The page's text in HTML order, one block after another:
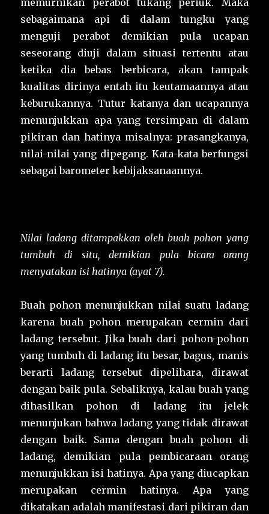
memurnikan perabot tukang periuk. Maka
sebagaimana api di dalam tungku yang
menguji perabot demikian pula ucapan
seseorang diuji dalam situasi tertentu atau
ketika dia bebas berbicara, akan tampak
kualitas dirinya entah itu keutamaannya atau
keburukannya. Tutur katanya dan ucapannya
menunjukkan apa yang tersimpan di dalam
pikiran dan hatinya misalnya: prasangkanya,
nilai-nilai yang dipegang. Kata-kata berfungsi
sebagai barometer kebijaksanaannya.
Nilai ladang ditampakkan oleh buah pohon yang
tumbuh di situ, demikian pula bicara orang
menyatakan isi hatinya (ayat 7).
Buah pohon menunjukkan nilai suatu ladang
karena buah pohon merupakan cermin dari
ladang tersebut. Jika buah dari pohon-pohon
yang tumbuh di ladang itu besar, bagus, manis
berarti ladang tersebut dipelihara, dirawat
dengan baik pula. Sebaliknya, kalau buah yang
dihasilkan pohon di ladang itu jelek
menunjukan bahwa ladang yang tidak dirawat
dengan baik. Sama dengan buah pohon di
ladang, demikian pula pembicaraan orang
menunjukkan isi hatinya. Apa yang diucapkan
merupakan cermin hatinya. Apa yang
dikatakan adalah manifestasi dari pikiran dan